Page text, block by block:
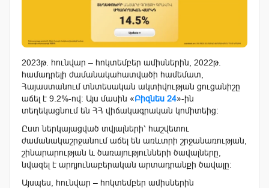
2023թ. հունվար – հոկտեմբեր ամիսներին, 2022թ.
համադրելի ժամանակահատվածի համեմատ,
Հայաստանում տնտեսական ակտիվության ցուցանիշը
աճել է 9.2%-ով: Այս մասին «Բիզնես 24»-ին
տեղեկացնում են ՀՀ վիճակագրական կոմիտեից:
Ըստ ներկայացված տվյալների՝ հաշվետու
ժամանակաշրջանում աճել են առևտրի շրջանառության,
շինարարության և ծառայությունների ծավալները,
նվազել է արդյունաբերական արտադրանքի ծավալը։
Այսպես, հունվար – հոկտեմբեր ամիսներին